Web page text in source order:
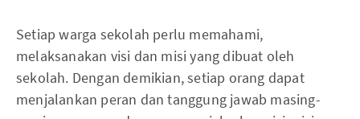
Setiap warga sekolah perlu memahami,
melaksanakan visi dan misi yang dibuat oleh
sekolah. Dengan demikian, setiap orang dapat
menjalankan peran dan tanggung jawab masing-